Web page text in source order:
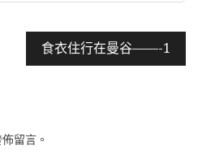
食衣住行在曼谷——-1
留言。